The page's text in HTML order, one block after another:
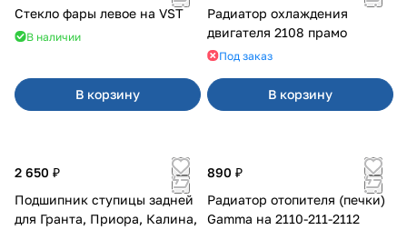
Стекло фары левое на VST
В наличии
В корзину
Радиатор охлаждения
двигателя 2108 прамо
Под заказ
В корзину
2 650 ₽
Подшипник ступицы задней
для Гранта, Приора, Калина,
890 ₽
Радиатор отопителя (печки)
Gamma на 2110-211-2112